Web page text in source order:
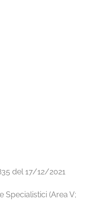
del 17/12/2021
Specialistici (Area V;